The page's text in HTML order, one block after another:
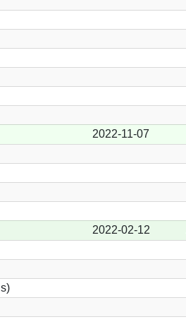
2022-11-07
2022-02-12